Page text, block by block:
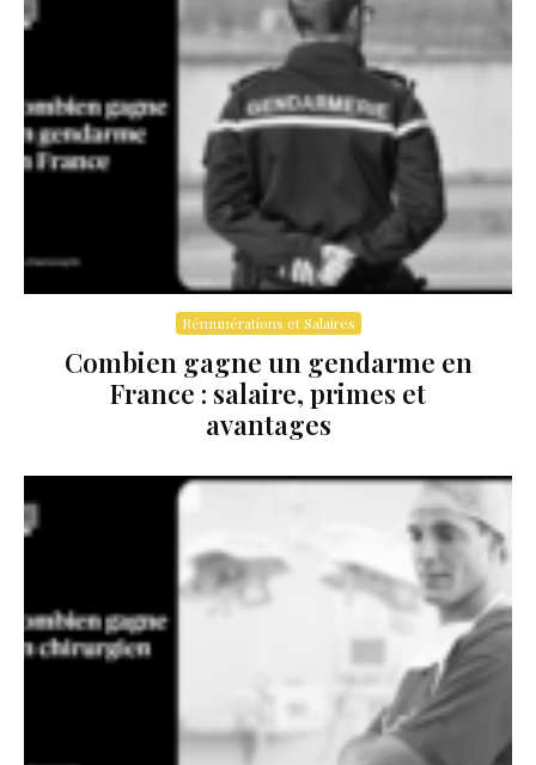
Rémunérations et Salaires
Combien gagne un gendarme en
France : salaire, primes et
avantages